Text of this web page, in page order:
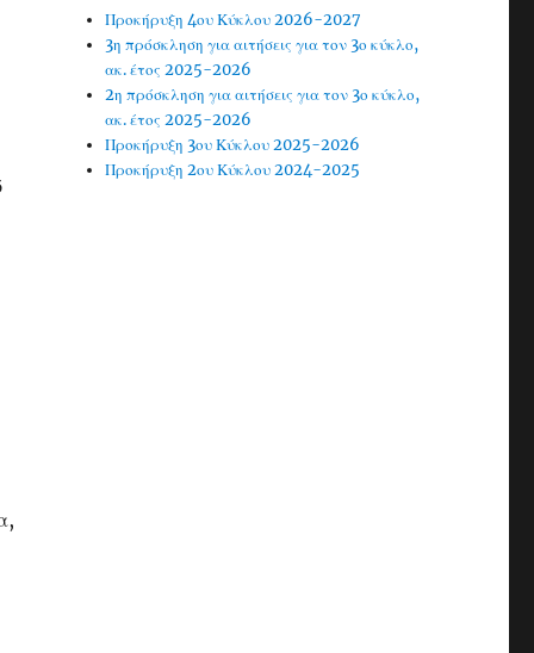
Προκήρυξη 4ου Κύκλου 2026-2027
3η πρόσκληση για αιτήσεις για τον 3ο κύκλο,
ακ. έτος 2025-2026
2η πρόσκληση για αιτήσεις για τον 3ο κύκλο,
ακ. έτος 2025-2026
Προκήρυξη 3ου Κύκλου 2025-2026
Προκήρυξη 2ου Κύκλου 2024-2025